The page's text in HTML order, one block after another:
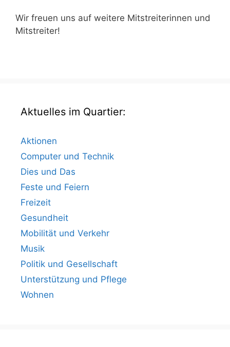
Wir freuen uns auf weitere Mitstreiterinnen und
Mitstreiter!
Aktuelles im Quartier:
Aktionen
Computer und Technik
Dies und Das
Feste und Feiern
Freizeit
Gesundheit
Mobilität und Verkehr
Musik
Politik und Gesellschaft
Unterstützung und Pflege
Wohnen